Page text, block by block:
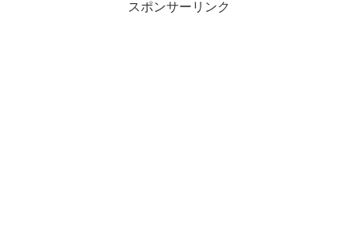
スポンサーリンク